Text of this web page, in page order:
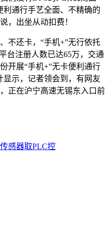
利通行手艺全面、不精确的
，出坐从动扣费！
还卡，“手机+”无行依托
台注册人数已达65万，交通
开展“手机+”无卡便利通行
显示，记者领会到，有网友
正在沪宁高速无锡东入口前
感器取PLC控